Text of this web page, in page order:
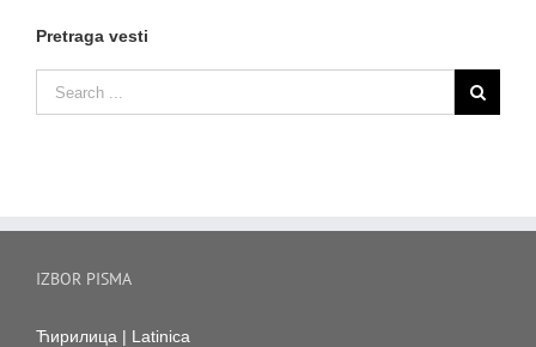
Pretraga vesti
IZBOR PISMA
Ћирилица | Latinica